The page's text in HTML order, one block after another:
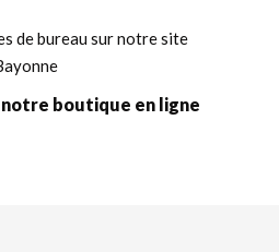
de bureau sur notre site
notre boutique en ligne